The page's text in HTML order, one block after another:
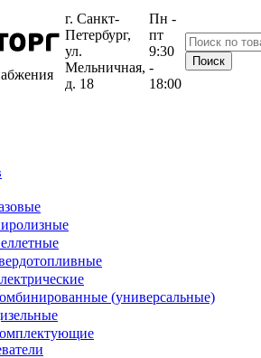
г. Санкт-
Петербург,
ул.
Мельничная,
д. 18
Пн -
пт
9:30
-
18:00
(универсальные)